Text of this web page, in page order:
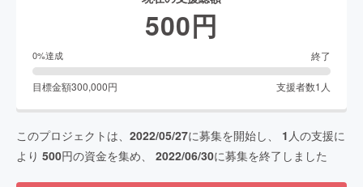
500円
0%達成 終了
目標金額300,000円 支援者数1 人
このプロジェクトは、 2022/05/27に募集を開始し、 1 人の支援に
より 500円の資金を集め、 2022/06/30に募集を終了しました